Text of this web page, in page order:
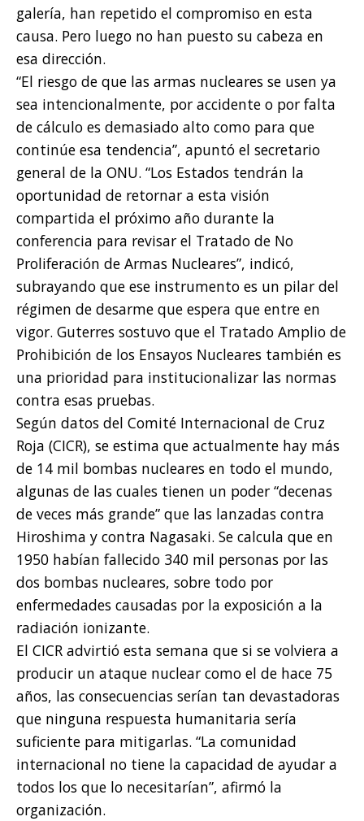
galería, han repetido el compromiso en esta
causa. Pero luego no han puesto su cabeza en
esa dirección.
“El riesgo de que las armas nucleares se usen ya
sea intencionalmente, por accidente o por falta
de cálculo es demasiado alto como para que
continúe esa tendencia”, apuntó el secretario
general de la ONU. “Los Estados tendrán la
oportunidad de retornar a esta visión
compartida el próximo año durante la
conferencia para revisar el Tratado de No
Proliferación de Armas Nucleares”, indicó,
subrayando que ese instrumento es un pilar del
régimen de desarme que espera que entre en
vigor. Guterres sostuvo que el Tratado Amplio de
Prohibición de los Ensayos Nucleares también es
una prioridad para institucionalizar las normas
contra esas pruebas.
Según datos del Comité Internacional de Cruz
Roja (CICR), se estima que actualmente hay más
de 14 mil bombas nucleares en todo el mundo,
algunas de las cuales tienen un poder “decenas
de veces más grande” que las lanzadas contra
Hiroshima y contra Nagasaki. Se calcula que en
1950 habían fallecido 340 mil personas por las
dos bombas nucleares, sobre todo por
enfermedades causadas por la exposición a la
radiación ionizante.
El CICR advirtió esta semana que si se volviera a
producir un ataque nuclear como el de hace 75
años, las consecuencias serían tan devastadoras
que ninguna respuesta humanitaria sería
suficiente para mitigarlas. “La comunidad
internacional no tiene la capacidad de ayudar a
todos los que lo necesitarían”, afirmó la
organización.